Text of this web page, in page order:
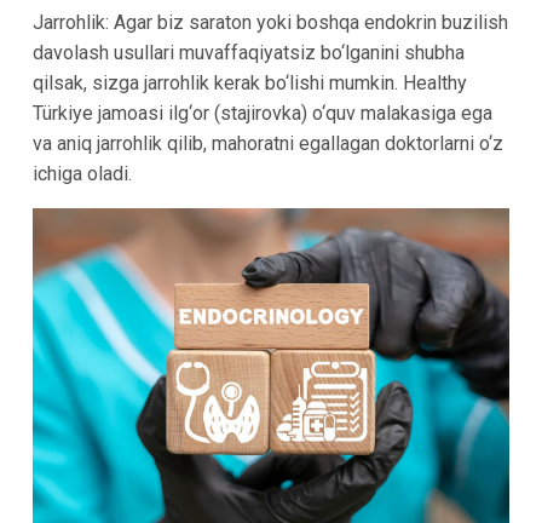
Jarrohlik: Agar biz saraton yoki boshqa endokrin buzilish
davolash usullari muvaffaqiyatsiz bo‘lganini shubha
qilsak, sizga jarrohlik kerak bo‘lishi mumkin. Healthy
Türkiye jamoasi ilg‘or (stajirovka) o‘quv malakasiga ega
va aniq jarrohlik qilib, mahoratni egallagan doktorlarni o‘z
ichiga oladi.